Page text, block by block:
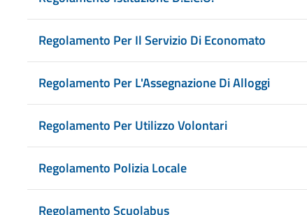
Regolamento Per Il Servizio Di Economato
Regolamento Per L'Assegnazione Di Alloggi
Regolamento Per Utilizzo Volontari
Regolamento Polizia Locale
Regolamento Scuolabus